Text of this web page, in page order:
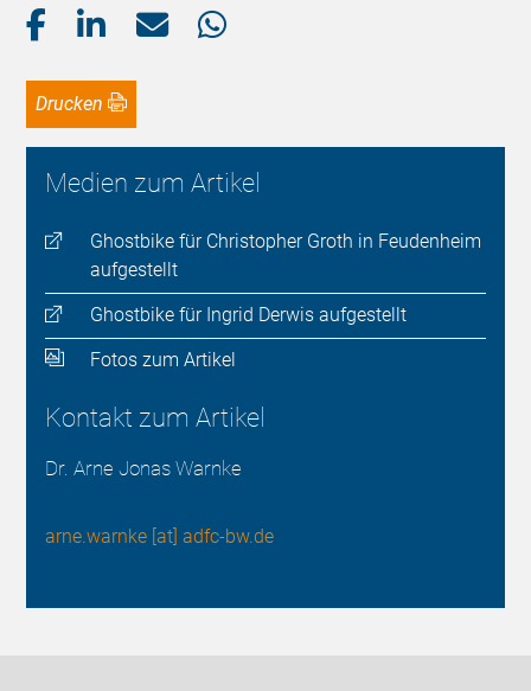
Drucken
Medien zum Artikel
Ghostbike für Christopher Groth in Feudenheim
aufgestellt
Ghostbike für Ingrid Derwis aufgestellt
Fotos zum Artikel
Kontakt zum Artikel
Dr. Arne Jonas Warnke
arne.warnke [at] adfc-bw.de